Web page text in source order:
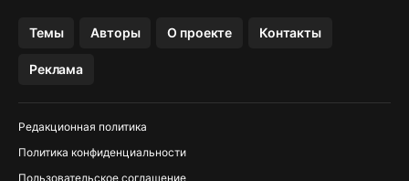
Темы Авторы О проекте Контакты
Реклама
Редакционная политика
Политика конфиденциальности
Пользовательское соглашение